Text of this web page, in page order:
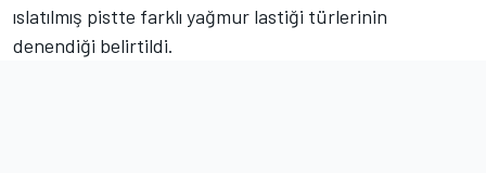
ıslatılmış pistte farklı yağmur lastiği türlerinin
denendiği belirtildi.